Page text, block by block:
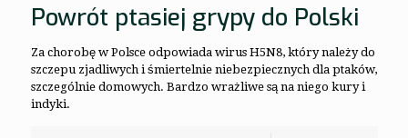
Powrót ptasiej grypy do Polski
Za chorobę w Polsce odpowiada wirus H5N8, który należy do
szczepu zjadliwych i śmiertelnie niebezpiecznych dla ptaków,
szczególnie domowych. Bardzo wrażliwe są na niego kury i
indyki.